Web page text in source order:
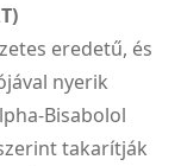
eredetű, és
nyerik
Bisabolol
takarítják